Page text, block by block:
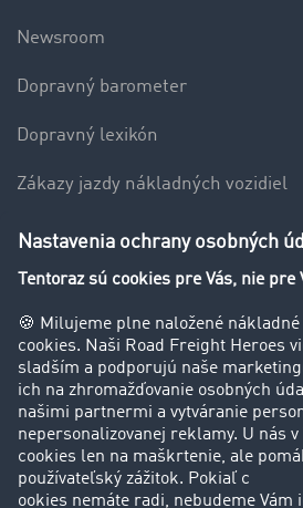
Newsroom
Dopravný barometer
Dopravný lexikón
Zákazy jazdy nákladných vozidiel
Firma
Príbehy zákazníkov
Zákazníci získavajú zákazníkov
Podpora